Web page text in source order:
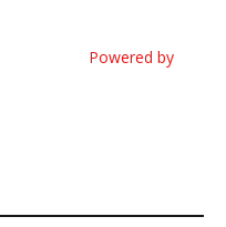
Powered by